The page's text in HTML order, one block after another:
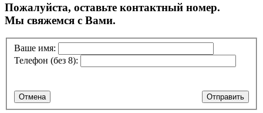
Пожалуйста, оставьте контактный номер.
Мы свяжемся с Вами.
Ваше имя:
Телефон (без 8):
Отправить
Отмена